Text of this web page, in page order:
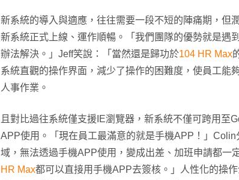
新系統的導入與適應，往往需要一段不短的陣痛期，但
新系統正式上線、運作順暢。「我們團隊的優勢就是遇
辦法解決。」Jeff笑說：「當然還是歸功於104 HR Max
系統直觀的操作界面，減少了操作的困難度，使員工能
人事作業。
且對比過往系統僅支援IE瀏覽器，新系統不僅可跨用至
APP使用。「現在員工最滿意的就是手機APP！」
域，無法透過手機APP使用，變成出差、加班申請都一
HR Max都可以直接用手機APP去簽核。」人性化的操